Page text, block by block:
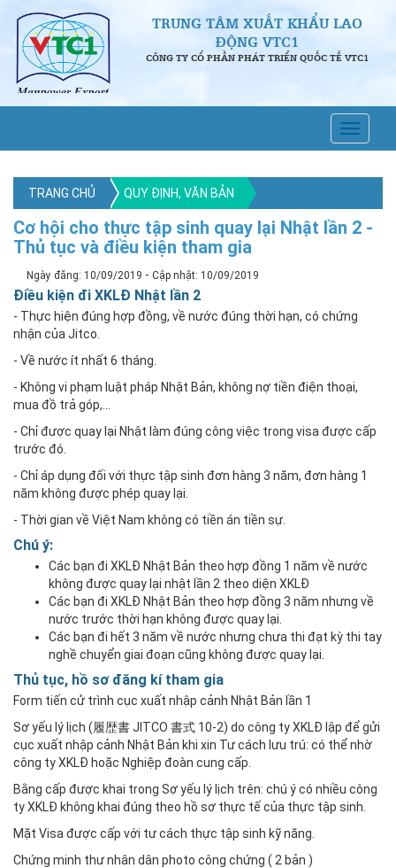
TRUNG TÂM XUẤT KHẨU LAO
ĐỘNG VTC1
CÔNG TY CỔ PHẦN PHÁT TRIỂN QUỐC TẾ VTC1
TRANG CHỦ QUY ĐỊNH, VĂN BẢN
Cơ hội cho thực tập sinh quay lại Nhật lần 2 -
Thủ tục và điều kiện tham gia
Ngày đăng: 10/09/2019 - Cập nhật: 10/09/2019
Điều kiện đi XKLĐ Nhật lần 2
- Thực hiện đúng hợp đồng, về nước đúng thời hạn, có chứng
nhận của Jitco.
- Về nước ít nhất 6 tháng.
- Không vi phạm luật pháp Nhật Bản, không nợ tiền điện thoại,
mua đồ trả góp,...
- Chỉ được quay lại Nhật làm đúng công việc trong visa được cấp
trước đó.
- Chỉ áp dụng đối với thực tập sinh đơn hàng 3 năm, đơn hàng 1
năm không được phép quay lại.
- Thời gian về Việt Nam không có tiền án tiền sự.
Chú ý:
Các bạn đi XKLĐ Nhật Bản theo hợp đồng 1 năm về nước
không được quay lại nhật lần 2 theo diện XKLĐ
Các bạn đi XKLĐ Nhật Bản theo hợp đồng 3 năm nhưng về
nước trước thời hạn không được quay lại.
Các bạn đi hết 3 năm về nước nhưng chưa thi đạt kỳ thi tay
nghề chuyển giai đoạn cũng không được quay lại.
Thủ tục, hồ sơ đăng kí tham gia
Form tiến cử trình cục xuất nhập cảnh Nhật Bản lần 1
Sơ yếu lý lịch (履歴書 JITCO 書式 10-2) do công ty XKLĐ lập để gửi
cục xuất nhập cảnh Nhật Bản khi xin Tư cách lưu trú: có thể nhờ
công ty XKLĐ hoặc Nghiệp đoàn cung cấp.
Bằng cấp được khai trong Sơ yếu lý lịch trên: chú ý có nhiều công
ty XKLĐ không khai đúng theo hồ sơ thực tế của thực tập sinh.
Mặt Visa được cấp với tư cách thực tập sinh kỹ năng.
Chứng minh thư nhân dân photo công chứng ( 2 bản )